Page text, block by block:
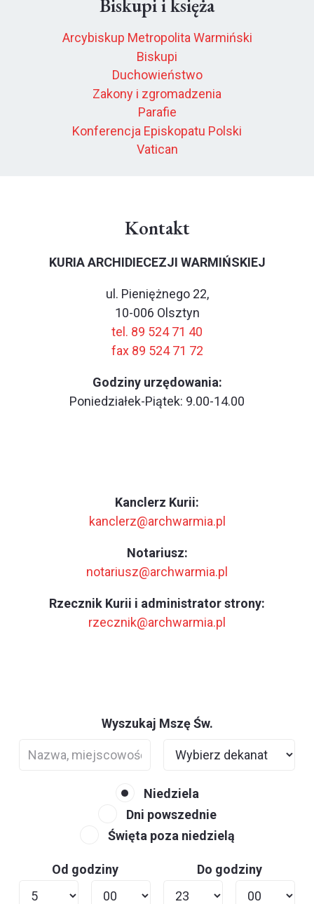
Biskupi i księża
Arcybiskup Metropolita Warmiński
Biskupi
Duchowieństwo
Zakony i zgromadzenia
Parafie
Konferencja Episkopatu Polski
Vatican
Kontakt
KURIA ARCHIDIECEZJI WARMIŃSKIEJ
ul. Pieniężnego 22,
10-006 Olsztyn
tel. 89 524 71 40
fax 89 524 71 72
Godziny urzędowania:
Poniedziałek-Piątek: 9.00-14.00
Kanclerz Kurii:
kanclerz@archwarmia.pl
Notariusz:
notariusz@archwarmia.pl
Rzecznik Kurii i administrator strony:
rzecznik@archwarmia.pl
Wyszukaj Mszę Św.
Niedziela
Dni powszednie
Święta poza niedzielą
Od godziny Do godziny